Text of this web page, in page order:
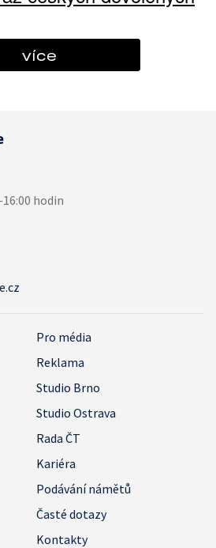
více
Pro média
Reklama
Studio Brno
Studio Ostrava
Rada ČT
Kariéra
Podávání námětů
Časté dotazy
Kontakty